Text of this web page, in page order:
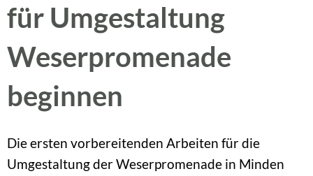
für Umgestaltung
Weserpromenade
beginnen
Die ersten vorbereitenden Arbeiten für die
Umgestaltung der Weserpromenade in Minden